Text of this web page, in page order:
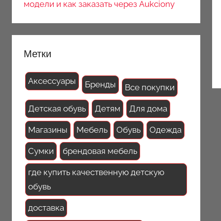
модели и как заказать через Aukciony
Метки
Аксессуары Бренды Все покупки
Детская обувь Детям Для дома
Магазины Мебель Обувь Одежда
Сумки брендовая мебель
где купить качественную детскую
обувь
доставка